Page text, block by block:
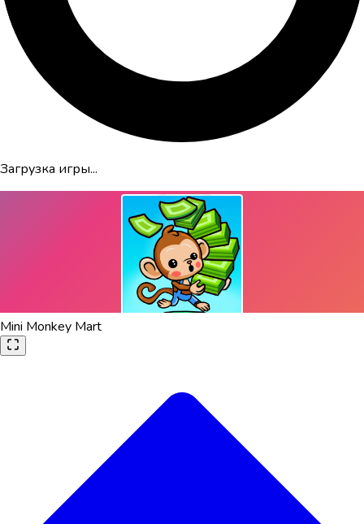
Загрузка игры...
Mini Monkey Mart